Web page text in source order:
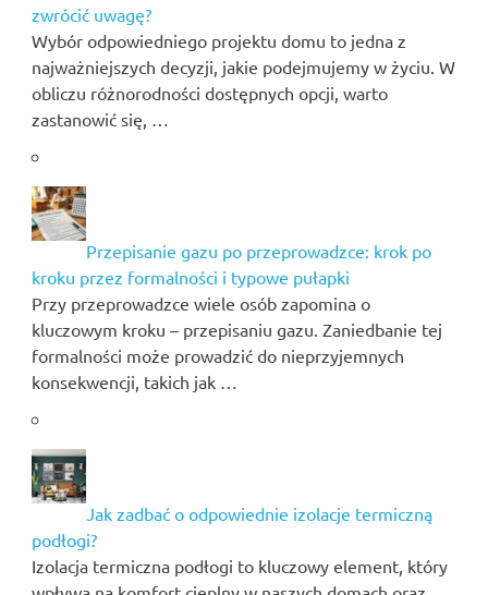
zwrócić uwagę?
Wybór odpowiedniego projektu domu to jedna z
najważniejszych decyzji, jakie podejmujemy w życiu. W
obliczu różnorodności dostępnych opcji, warto
zastanowić się, …
Przepisanie gazu po przeprowadzce: krok po
kroku przez formalności i typowe pułapki
Przy przeprowadzce wiele osób zapomina o
kluczowym kroku – przepisaniu gazu. Zaniedbanie tej
formalności może prowadzić do nieprzyjemnych
konsekwencji, takich jak …
Jak zadbać o odpowiednie izolacje termiczną
podłogi?
Izolacja termiczna podłogi to kluczowy element, który